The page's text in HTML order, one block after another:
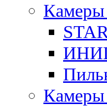
Камеры
Камеры